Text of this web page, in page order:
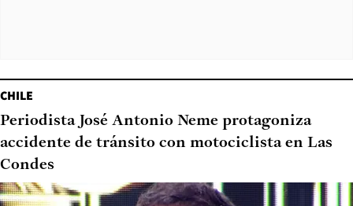
CHILE
Periodista José Antonio Neme protagoniza
accidente de tránsito con motociclista en Las
Condes